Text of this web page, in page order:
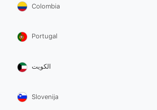
Colombia
Portugal
الكويت
Slovenija